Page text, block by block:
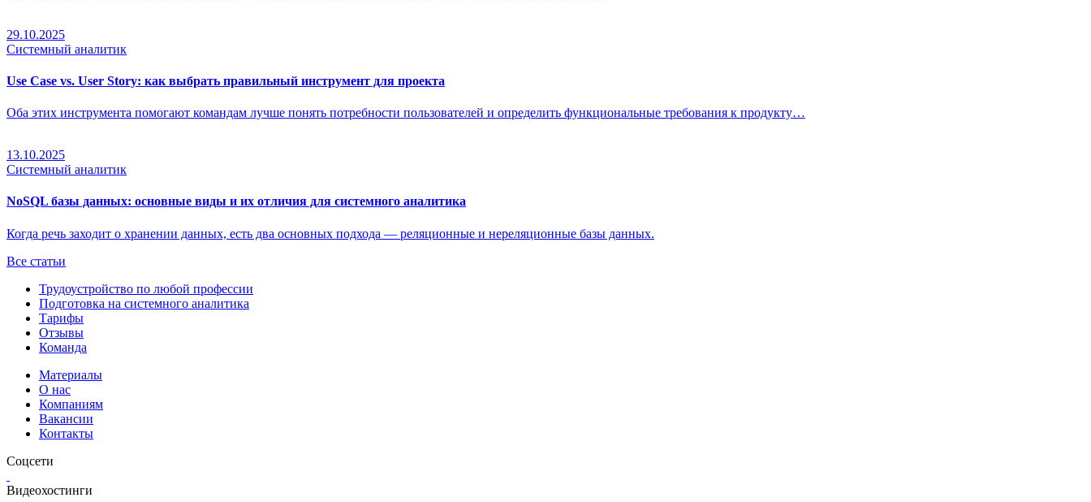
29.10.2025
Системный аналитик
Use Case vs. User Story: как выбрать правильный инструмент для проекта
Оба этих инструмента помогают командам лучше понять потребности пользователей и определить функциональные требования к продукту…
13.10.2025
Системный аналитик
NoSQL базы данных: основные виды и их отличия для системного аналитика
Когда речь заходит о хранении данных, есть два основных подхода — реляционные и нереляционные базы данных.
Все статьи
Трудоустройство по любой профессии
Подготовка на системного аналитика
Тарифы
Отзывы
Команда
Материалы
О нас
Компаниям
Вакансии
Контакты
Соцсети
Видеохостинги